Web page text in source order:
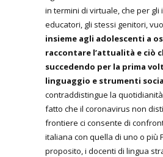
in termini di virtuale, che per gli
educatori, gli stessi genitori,
insieme agli adolescenti a
raccontare l’attualità e ciò
succedendo per la prima
linguaggio e strumenti
contraddistingue la
fatto che il coronavirus non
frontiere ci consente di
italiana con quella di uno o più
proposito, i docenti di lingua